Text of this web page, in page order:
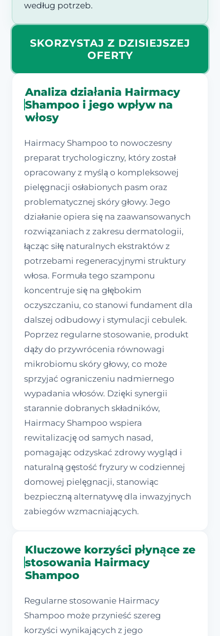
według potrzeb.
SKORZYSTAJ Z DZISIEJSZEJ
OFERTY
Analiza działania Hairmacy
Shampoo i jego wpływ na
włosy
Hairmacy Shampoo to nowoczesny
preparat trychologiczny, który został
opracowany z myślą o kompleksowej
pielęgnacji osłabionych pasm oraz
problematycznej skóry głowy. Jego
działanie opiera się na zaawansowanych
rozwiązaniach z zakresu dermatologii,
łącząc siłę naturalnych ekstraktów z
potrzebami regeneracyjnymi struktury
włosa. Formuła tego szamponu
koncentruje się na głębokim
oczyszczaniu, co stanowi fundament dla
dalszej odbudowy i stymulacji cebulek.
Poprzez regularne stosowanie, produkt
dąży do przywrócenia równowagi
mikrobiomu skóry głowy, co może
sprzyjać ograniczeniu nadmiernego
wypadania włosów. Dzięki synergii
starannie dobranych składników,
Hairmacy Shampoo wspiera
rewitalizację od samych nasad,
pomagając odzyskać zdrowy wygląd i
naturalną gęstość fryzury w codziennej
domowej pielęgnacji, stanowiąc
bezpieczną alternatywę dla inwazyjnych
zabiegów wzmacniających.
Kluczowe korzyści płynące ze
stosowania Hairmacy
Shampoo
Regularne stosowanie Hairmacy
Shampoo może przynieść szereg
korzyści wynikających z jego